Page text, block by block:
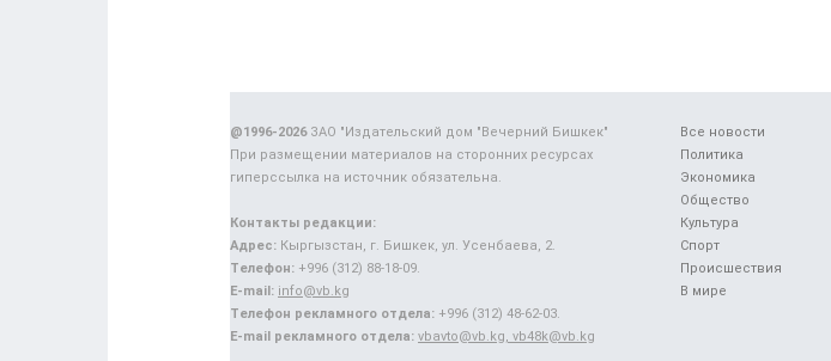
Все новости
Политика
Экономика
Общество
Культура
Спорт
Происшествия
В мире
@1996-2026ЗАО "Издательский дом "Вечерний Бишкек"
При размещении материалов на сторонних ресурсах
гиперссылка на источник обязательна.
Контакты редакции:
Адрес: Кыргызстан, г. Бишкек, ул. Усенбаева, 2.
Телефон: +996 (312) 88-18-09.
E-mail: info@vb.kg
Телефон рекламного отдела: +996 (312) 48-62-03.
E-mail рекламного отдела: vbavto@vb.kg, vb48k@vb.kg